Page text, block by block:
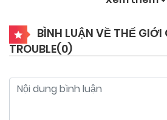
Chapter 8 10/11/2024
Chapter 7 10/11/2024
BÌNH LUẬN VỀ THẾ
TROUBLE(0)